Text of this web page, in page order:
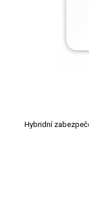
Hybridní